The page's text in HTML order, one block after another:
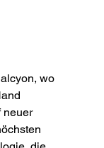
wo
neuer